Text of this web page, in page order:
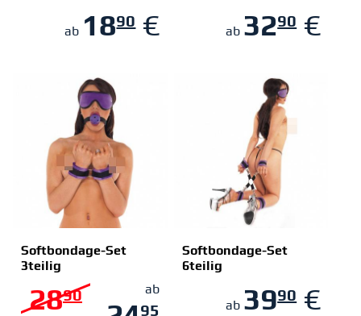
ab 1890€ ab 3290€
Softbondage-Set
3teilig
2890 ab
95
ZUM SHOP
Softbondage-Set
6teilig
ab 3990€